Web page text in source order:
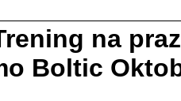
na
Boltic